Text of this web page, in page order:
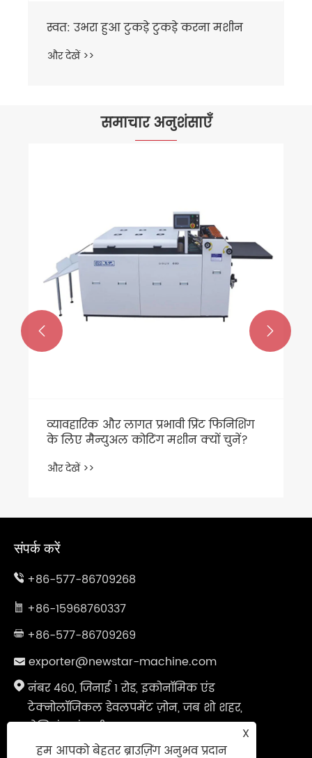
स्वत: उभरा हुआ टुकड़े टुकड़े करना मशीन
और देखें >>
समाचार अनुशंसाएँ
व्यावहारिक और लागत प्रभावी प्रिंट फिनिशिंग
के लिए मैन्युअल कोटिंग मशीन क्यों चुनें?
और देखें >>
 
संपर्क करें
+86-577-86709268
+86-15968760337
+86-577-86709269
exporter@newstar-machine.com
नंबर 460, जिनाई 1 रोड, इकोनॉमिक एंड
टेक्नोलॉजिकल डेवलपमेंट ज़ोन, जब शो शहर,
झेजियांग प्रांत, चीन
X
हम आपको बेहतर ब्राउज़िंग अनुभव प्रदान